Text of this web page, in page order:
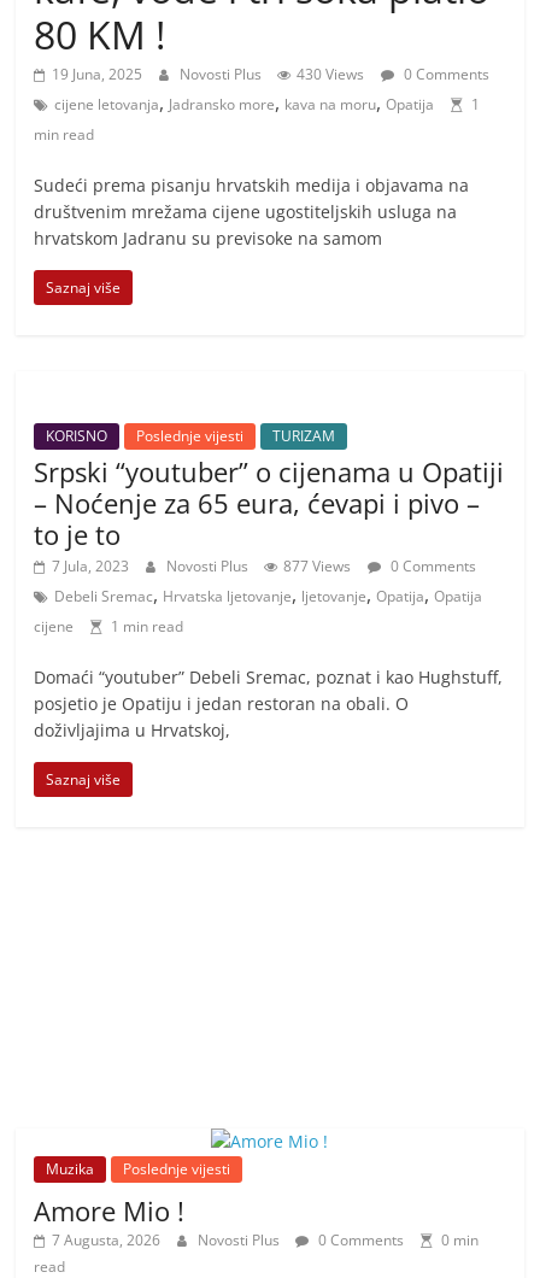
i
t
i
v
h
v
i
80 KM !
19 Juna, 2025 Novosti Plus 430 Views
0 Comments
cijene letovanja, Jadransko more, kava na moru,Opatija
1
min read
Sudeći prema pisanju hrvatskih medija i objavama na
društvenim mrežama cijene ugostiteljskih usluga na
hrvatskom Jadranu su previsoke na samom
Saznaj više
KORISNO Poslednje vijesti TURIZAM
Srpski “youtuber” o cijenama u Opatiji
– Noćenje za 65 eura, ćevapi i pivo –
to je to
7 Jula, 2023 Novosti Plus 877 Views
0 Comments
Debeli Sremac, Hrvatska ljetovanje, ljetovanje,Opatija,Opatija
cijene
1 min read
Domaći “youtuber” Debeli Sremac, poznat i kao Hughstuff,
posjetio je Opatiju i jedan restoran na obali. O
doživljajima u Hrvatskoj,
Saznaj više
Muzika Poslednje vijesti
Amore Mio !
7 Augusta, 2026 Novosti Plus 0 Comments
0 min
read